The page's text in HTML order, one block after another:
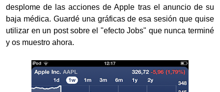
desplome de las acciones de Apple tras el anuncio de su
baja médica. Guardé una gráficas de esa sesión que quise
utilizar en un post sobre el "efecto Jobs" que nunca terminé
y os muestro ahora.